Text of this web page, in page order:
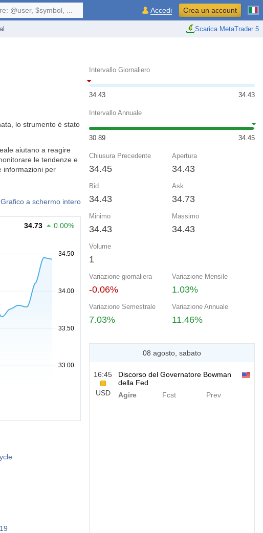
Scarica MetaTrader 5
@user, $symbol, ... Accedi Crea un account
lo strumento è stato
aiutano a reagire
le tendenze e
informazioni per
Grafico a schermo intero
34.73 0.00%
Intervallo Giornaliero
34.43 34.43
Intervallo Annuale
30.89 34.45
Chiusura Precedente
34.45
Apertura
34.43
Bid
34.43
Ask
34.73
Minimo
34.43
Massimo
34.43
Volume
1
Variazione giornaliera
-0.06%
Variazione Mensile
1.03%
Variazione Semestrale
7.03%
Variazione Annuale
11.46%
08 agosto, sabato
16:45
USD
Discorso del Governatore Bowman
della Fed
Agire
Fcst Prev